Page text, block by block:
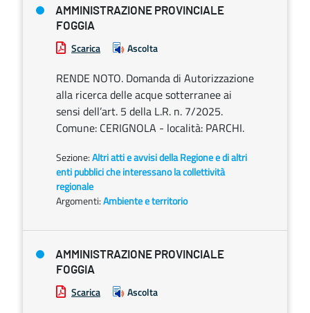
AMMINISTRAZIONE PROVINCIALE
FOGGIA
Scarica Ascolta
RENDE NOTO. Domanda di Autorizzazione
alla ricerca delle acque sotterranee ai
sensi dell’art. 5 della L.R. n. 7/2025.
Comune: CERIGNOLA - località: PARCHI.
Sezione:Altri atti e avvisi della Regione e di altri
enti pubblici che interessano la collettività
regionale
Argomenti:Ambiente e territorio
AMMINISTRAZIONE PROVINCIALE
FOGGIA
Scarica Ascolta